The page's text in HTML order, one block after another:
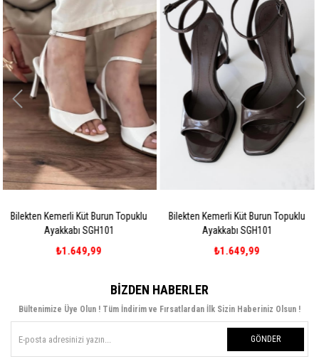
Bilekten Kemerli Küt Burun Topuklu
Ayakkabı SGH101
₺1.649,99
Bilekten Kemerli Küt Burun
Ayakkabı SGH101
₺1.649,99
BIZDEN HABERLER
Bültenimize Üye Olun ! Tüm İndirim ve Fırsatlardan İlk Sizin Haberiniz Olsun !
GÖNDER